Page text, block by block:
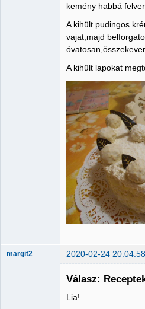
kemény habbá
A kihült pudingos
vajat,majd
A kihűlt lapokat
margit2 2020-02-24 20:04:58
Válasz:
Lia!